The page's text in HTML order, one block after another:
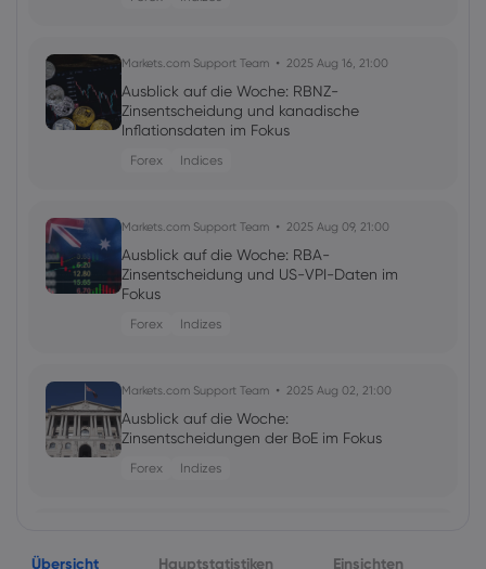
Markets.com Support Team 2025 Aug 16, 21:00
Ausblick auf die Woche: RBNZ-
Zinsentscheidung und kanadische
Inflationsdaten im Fokus
Forex Indices
Markets.com Support Team 2025 Aug 09, 21:00
Ausblick auf die Woche: RBA-
Zinsentscheidung und US-VPI-Daten im
Fokus
Forex Indizes
Markets.com Support Team 2025 Aug 02, 21:00
Ausblick auf die Woche:
Zinsentscheidungen der BoE im Fokus
Forex Indizes
Ausblick auf die Woche:
Übersicht Hauptstatistiken Einsichten